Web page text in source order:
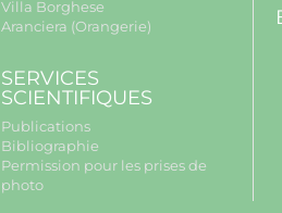
Villa Borghese
Aranciera (Orangerie)
SERVICES
SCIENTIFIQUES
Publications
Bibliographie
Permission pour les prises de
photo